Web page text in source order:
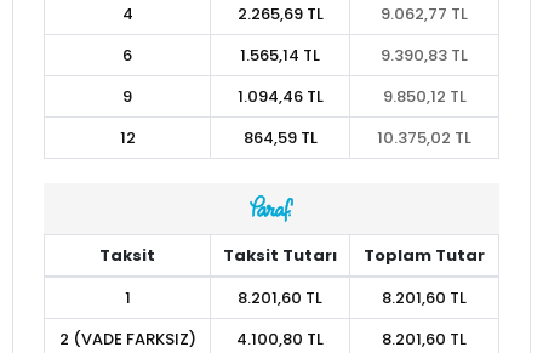
4
2.265,69 TL
9.062,77 TL
6
1.565,14 TL
9.390,83 TL
9
1.094,46 TL
9.850,12 TL
12
864,59 TL 10.375,02 TL
Taksit Taksit Tutarı
Toplam Tutar
1
8.201,60 TL
8.201,60 TL
2 (VADE FARKSIZ)
4.100,80 TL
8.201,60 TL